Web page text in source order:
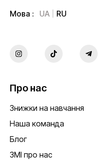
Мова : UA RU
Про нас
Знижки на навчання
Наша команда
Блог
ЗМІ про нас